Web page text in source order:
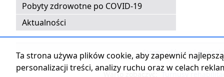
Pobyty zdrowotne po COVID-19
Aktualności
Strona główna |
Warto zobaczyć: Turnusy
Ta strona używa plików cookie, aby zapewnić
personalizacji treści, analizy ruchu oraz w celach